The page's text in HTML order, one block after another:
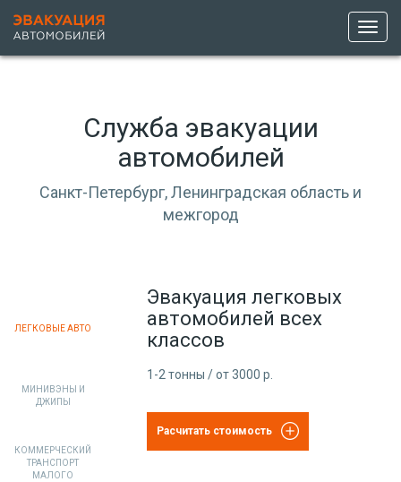
Служба эвакуации
автомобилей
Санкт-Петербург, Ленинградская область и
межгород
ЛЕГКОВЫЕ АВТО
МИНИВЭНЫ И
ДЖИПЫ
КОММЕРЧЕСКИЙ
ТРАНСПОРТ
МАЛОГО
Эвакуация легковых
автомобилей всех
классов
1-2 тонны / от 3000 р.
Расчитать стоимость